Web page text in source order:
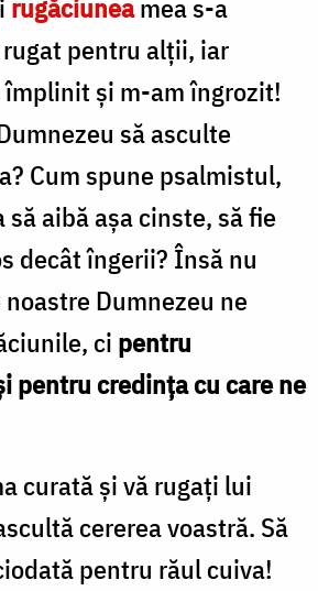
rugăciuneamea s-a
pentru alții, iar
și m-am îngrozit!
să asculte
Cum spune psalmistul,
să aibă așa cinste, să fie
decât îngerii? Însă nu
Dumnezeu ne
ci pentru
pentru credința cu care ne
curată și vă rugați lui
cererea voastră. Să
pentru răul cuiva!